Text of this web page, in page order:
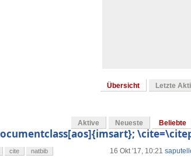
Übersicht Letzte
Aktive Neueste Beliebte
16 Okt '17, 10:21
cite natbib